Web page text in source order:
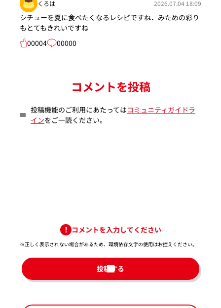
くろは 2026.07.04 18:09
シチューを夏に食べたくなるレシピですね．みための彩り
もとてもきれいですね
00004
00000
コメントを投稿
投稿機能のご利用にあたってはコミュニティガイドラ
インをご一読ください。
コメントを入力してください
※正しく表示されない場合があるため、環境依存文字の使用はお控えください。​
投稿する